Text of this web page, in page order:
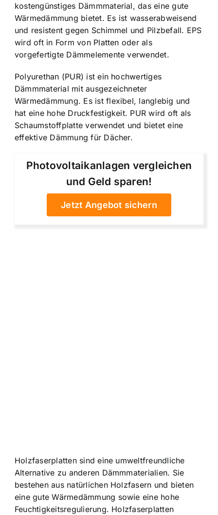
kostengünstiges Dämmmaterial, das eine gute
Wärmedämmung bietet. Es ist wasserabweisend
und resistent gegen Schimmel und Pilzbefall. EPS
wird oft in Form von Platten oder als
vorgefertigte Dämmelemente verwendet.
Polyurethan (PUR) ist ein hochwertiges
Dämmmaterial mit ausgezeichneter
Wärmedämmung. Es ist flexibel, langlebig und
hat eine hohe Druckfestigkeit. PUR wird oft als
Schaumstoffplatte verwendet und bietet eine
effektive Dämmung für Dächer.
Photovoltaikanlagen vergleichen
und Geld sparen!
Jetzt Angebot sichern
Holzfaserplatten sind eine umweltfreundliche
Alternative zu anderen Dämmmaterialien. Sie
bestehen aus natürlichen Holzfasern und bieten
eine gute Wärmedämmung sowie eine hohe
Feuchtigkeitsregulierung. Holzfaserplatten